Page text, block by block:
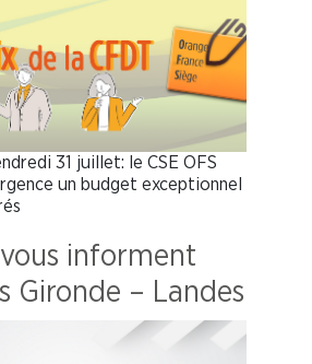
31 juillet: le CSE OFS
un budget exceptionnel
informent
Gironde – Landes